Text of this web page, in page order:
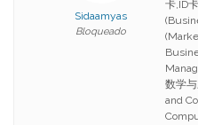
Sidaamyas
Bloqueado
卡,ID
数学
and